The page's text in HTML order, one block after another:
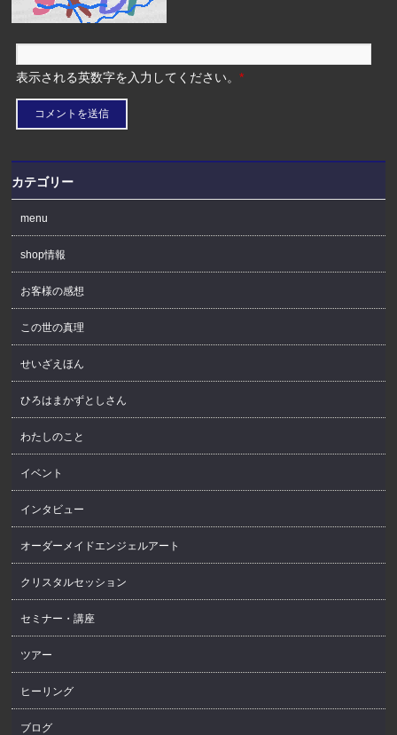
表示される英数字を入力してください。*
カテゴリー
menu
shop情報
お客様の感想
この世の真理
せいざえほん
ひろはまかずとしさん
わたしのこと
イベント
インタビュー
オーダーメイドエンジェルアート
クリスタルセッション
セミナー・講座
ツアー
ヒーリング
ブログ